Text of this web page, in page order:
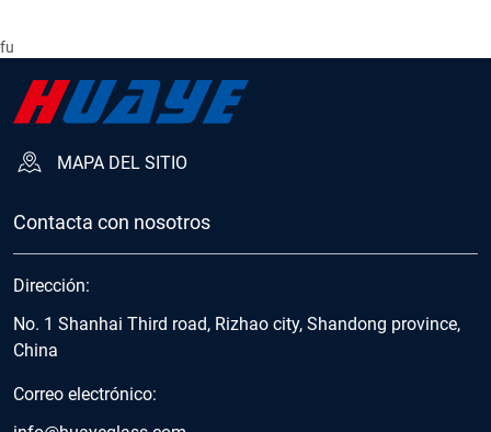
fu
MAPA DEL SITIO
Contacta con nosotros
Dirección:
No. 1 Shanhai Third road, Rizhao city, Shandong province,
China
Correo electrónico: